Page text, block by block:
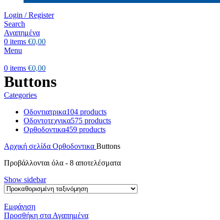
Login / Register
Search
Αγαπημένα
0 items €0,00
Menu
0 items €0,00
Buttons
Categories
Οδοντιατρικα104 products
Οδοντοτεχνικα575 products
Ορθοδοντικα459 products
Αρχική σελίδα Ορθοδοντικα Buttons
Προβάλλονται όλα - 8 αποτελέσματα
Show sidebar
Εμφάνιση
Προσθήκη στα Αγαπημένα